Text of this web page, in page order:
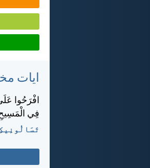
ايات
افْرَحُوا
فِي
تَسَالُونِيكِي